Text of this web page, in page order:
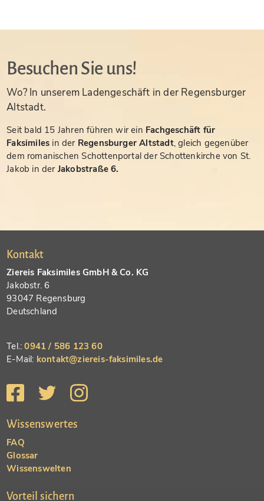
Besuchen Sie uns!
Wo? In unserem Ladengeschäft in der Regensburger
Altstadt.
Seit bald 15 Jahren führen wir ein Fachgeschäft für
Faksimiles in der Regensburger Altstadt, gleich gegenüber
dem romanischen Schottenportal der Schottenkirche von St.
Jakob in der Jakobstraße 6.
Kontakt
Ziereis Faksimiles GmbH & Co. KG
Jakobstr. 6
93047 Regensburg
Deutschland
Tel.:0941 / 586 123 60
E-Mail: kontakt@ziereis-faksimiles.de
Wissenswertes
FAQ
Glossar
Wissenswelten
Vorteil sichern